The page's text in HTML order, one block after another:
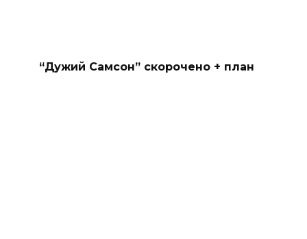
“Дужий Самсон” скорочено + план